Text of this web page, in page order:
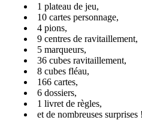
1 plateau de jeu,
10 cartes personnage,
4 pions,
9 centres de ravitaillement,
5 marqueurs,
36 cubes ravitaillement,
8 cubes fléau,
166 cartes,
6 dossiers,
1 livret de règles,
et de nombreuses surprises !